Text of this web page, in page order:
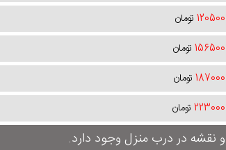
تومان
تومان
تومان
تومان
نقشه در درب منزل وجود دارد.